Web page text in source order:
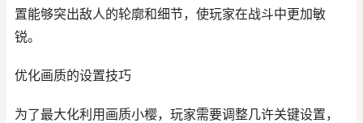
置能够突出敌人的轮廓和细节，使玩家在战斗中更加敏
锐。
优化画质的设置技巧
为了最大化利用画质小樱，玩家需要调整几许关键设置，